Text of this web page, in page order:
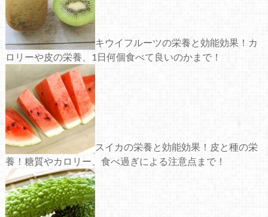
キウイフルーツの栄養と効能効果！カ
ロリーや皮の栄養、1日何個食べて良いのかまで！
スイカの栄養と効能効果！皮と種の栄
養！糖質やカロリー、食べ過ぎによる注意点まで！